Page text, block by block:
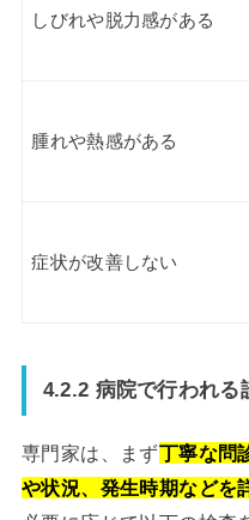
しびれや脱力感がある
腫れや熱感がある
症状が改善しない
4.2.2 病院で行われる
専門家は、まず丁寧な問
や状況、発生時期などを